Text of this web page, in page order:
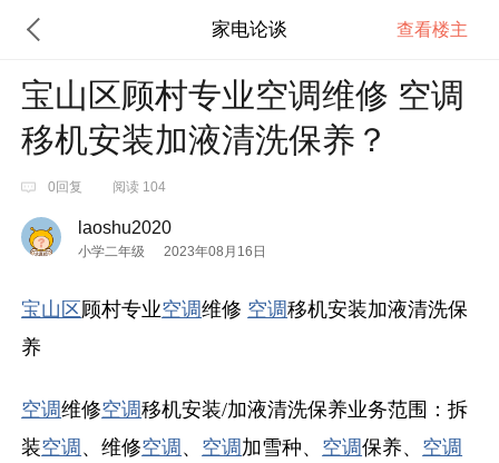
家电论谈 查看楼主
宝山区顾村专业空调维修 空调
移机安装加液清洗保养？
0回复 阅读 104
laoshu2020
小学二年级 2023年08月16日
宝山区 顾村专业空调维修 空调移机安装加液清洗保
养
空调维修空调移机安装/加液清洗保养业务范围：拆
装空调 、维修空调 、 空调加雪种、 空调保养、 空调